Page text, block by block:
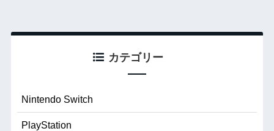
カテゴリー
Nintendo Switch
PlayStation